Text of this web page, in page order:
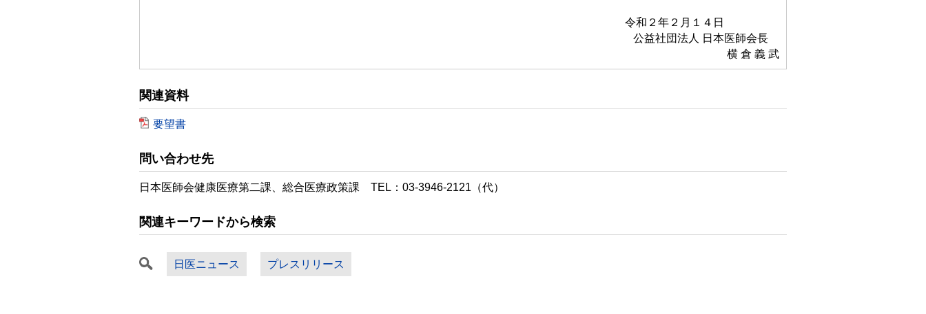
令和２年２月１４日
公益社団法人 日本医師会長
横 倉 義 武
関連資料
要望書
問い合わせ先
日本医師会健康医療第二課、総合医療政策課 TEL：03-3946-2121（代）
関連キーワードから検索
日医ニュース プレスリリース